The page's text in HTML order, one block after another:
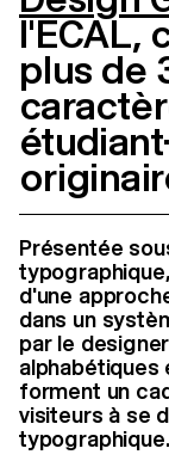
l'ECAL,
plus de
Présentée
d'une
dans un
par le
alphabétiques
forment un
visiteurs à se
typographique.